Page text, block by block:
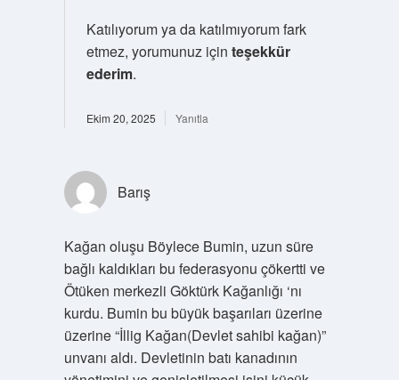
Katılıyorum ya da katılmıyorum fark
etmez, yorumunuz için teşekkür
ederim.
Ekim 20, 2025 Yanıtla
Barış
Kağan oluşu Böylece Bumin, uzun süre
bağlı kaldıkları bu federasyonu çökertti ve
Ötüken merkezli Göktürk Kağanlığı ‘nı
kurdu. Bumin bu büyük başarıları üzerine
üzerine “İllig Kağan(Devlet sahibi kağan)”
unvanı aldı. Devletinin batı kanadının